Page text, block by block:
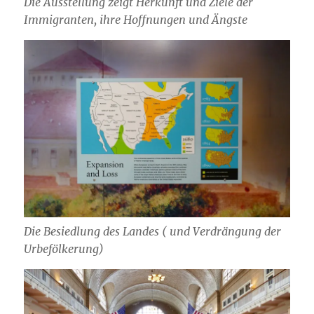
Immigranten, ihre Hoffnungen und Ängste
Die Besiedlung des Landes ( und Verdrängung der
Urbefölkerung)